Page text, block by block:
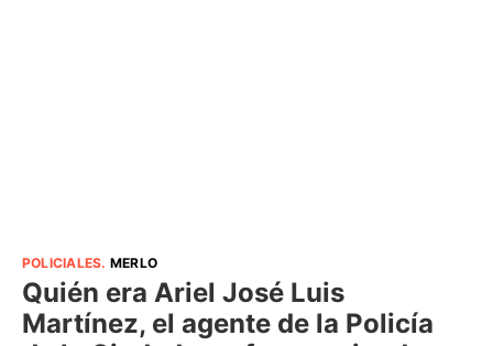
POLICIALES. MERLO
Quién era Ariel José Luis
Martínez, el agente de la Policía